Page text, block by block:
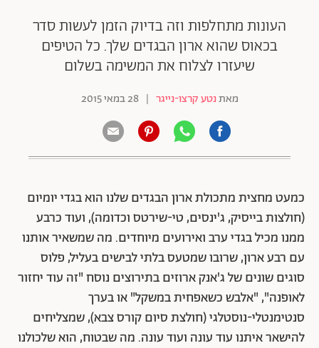
העונות מתחלפות וזה בדיוק הזמן לעשות סדר
בכאוס שהוא ארון הבגדים שלך. כל הטיפים
שיעזרו לצלוח את המשימה בשלום
מאתנטע קרצו-נייגר | 28 במאי 2015
כמעט מחצית מתכולת ארון הבגדים שלנו הוא בגדי יומיום
(חולצות בייסיק, ג'ינסים, טי-שירטס וכדומה), ועוד כרבע
ממנו מכיל בגדי ערב ואירועים מיוחדים. מה שמשאיר אותנו
עם רבע ארון, שרובו שמטעס בלתי לבישים בעליל, פלוס
סוגים שונים של ג'אנק ארוזים בתירוצים נוסח "זה עוד יחזור
לאופנה", "אלבש כשאפחית במשקל" או בערך
סנטימנטלי-נוסטלגי (חולצת סיום קורס צבא), שמצליחים
להישאר איתנו עוד עונה ועוד עונה. מה שבטוח, הוא שלכולנו